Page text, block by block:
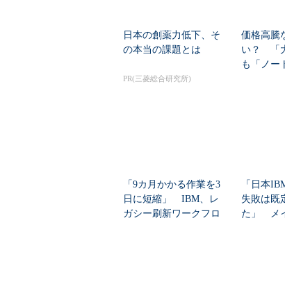
日本の創薬力低下、そ
の本当の課題とは
PR(三菱総合研究所)
価格高騰
い？ 「
も「ノー
「9カ月かかる作業を3
日に短縮」 IBM、レ
ガシー刷新ワークフロ
「日本
失敗は既
た」 メ